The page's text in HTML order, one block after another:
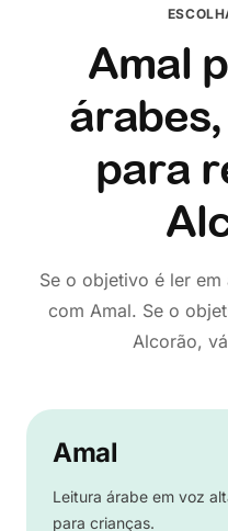
Amal
para
Se o objetivo é ler
com Amal. Se o
Alcorão,
Amal
Leitura árabe em voz
para crianças.